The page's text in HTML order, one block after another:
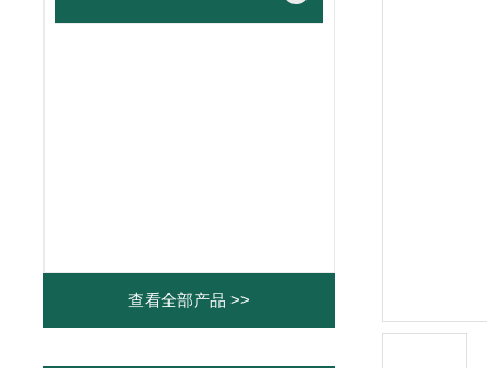
查看全部产品 >>